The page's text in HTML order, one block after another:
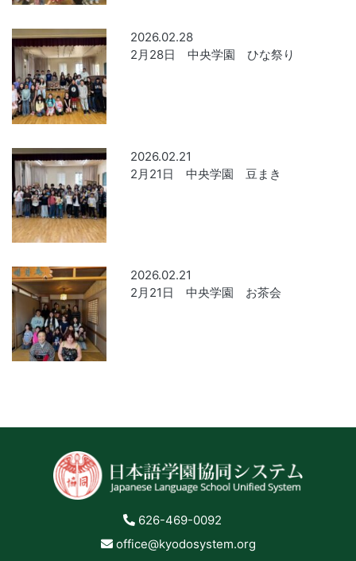
2026.02.28
2月28日 中央学園 ひな祭り
2026.02.21
2月21日 中央学園 豆まき
2026.02.21
2月21日 中央学園 お茶会
626-469-0092
office@kyodosystem.org